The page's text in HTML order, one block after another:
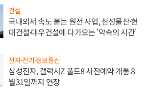
건설
국내외서 속도 붙는 원전 사업, 삼성물산·현
대건설·대우건설에 다가오는 '약속의 시간'
전자·전기·정보통신
삼성전자, 갤럭시Z 폴드8 사전예약 개통 8
월31일까지 연장